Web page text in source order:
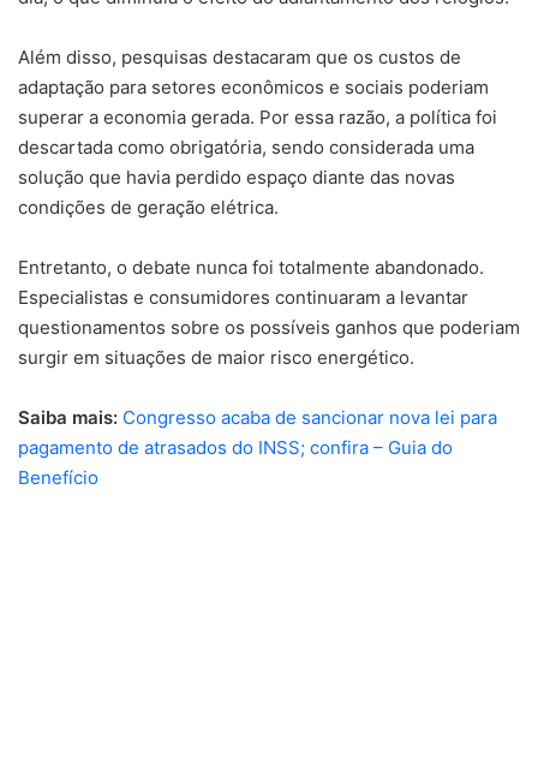
Além disso, pesquisas destacaram que os custos de
adaptação para setores econômicos e sociais poderiam
superar a economia gerada. Por essa razão, a política foi
descartada como obrigatória, sendo considerada uma
solução que havia perdido espaço diante das novas
condições de geração elétrica.
Entretanto, o debate nunca foi totalmente abandonado.
Especialistas e consumidores continuaram a levantar
questionamentos sobre os possíveis ganhos que poderiam
surgir em situações de maior risco energético.
Saiba mais: Congresso acaba de sancionar nova lei para
pagamento de atrasados do INSS; confira – Guia do
Benefício